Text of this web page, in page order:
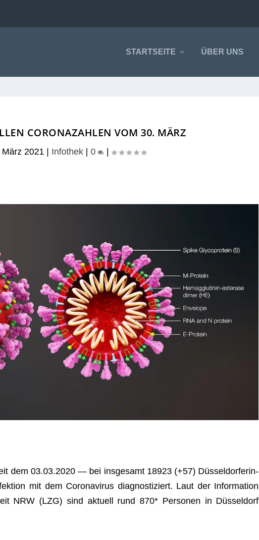
STARTSEITE ÜBER UNS
CORONAZAHLEN VOM 30. MÄRZ
März 2021 Infothek |0 |
dem 03.03.2020 — bei ins­ge­samt 18923 (+57) Düs­sel­dor­fe­rin­
mit dem Coro­na­vi­rus dia­gnos­ti­ziert. Laut der Infor­ma­tion
NRW (LZG) sind aktu­ell rund 870* Per­so­nen in Düs­sel­dorf